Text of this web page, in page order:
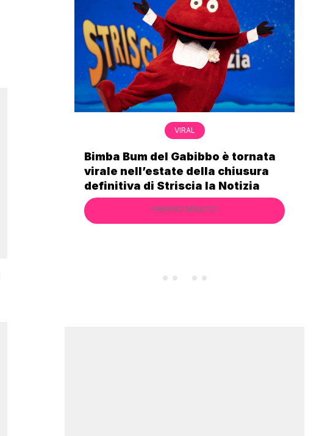
VIRAL
Bimba Bum del Gabibbo è tornata
virale nell’estate della chiusura
definitiva di Striscia la Notizia
FABIANO MINACCI